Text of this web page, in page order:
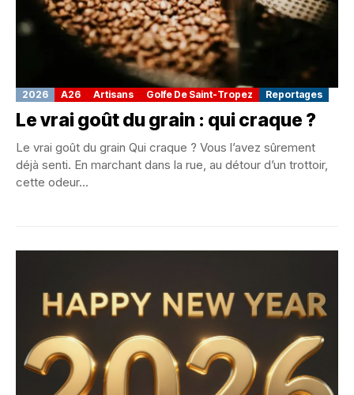
2026 A26 Artisans Golfe De Saint-Tropez Reportages
Le vrai goût du grain : qui craque ?
Le vrai goût du grain Qui craque ? Vous l’avez sûrement
déjà senti. En marchant dans la rue, au détour d’un trottoir,
cette odeur...